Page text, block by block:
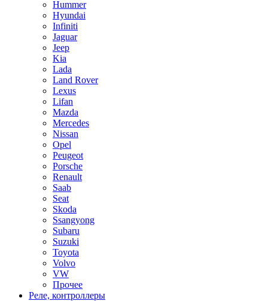
Hummer
Hyundai
Infiniti
Jaguar
Jeep
Kia
Lada
Land Rover
Lexus
Lifan
Mazda
Mercedes
Nissan
Opel
Peugeot
Porsche
Renault
Saab
Seat
Skoda
Ssangyong
Subaru
Suzuki
Toyota
Volvo
VW
Прочее
Реле, контроллеры